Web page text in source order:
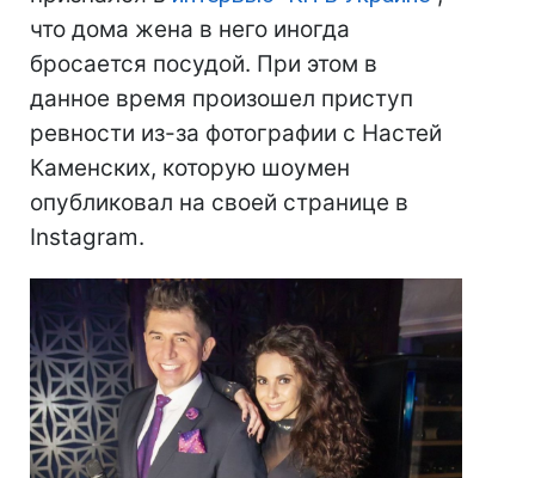
что дома жена в него иногда
бросается посудой. При этом в
данное время произошел приступ
ревности из-за фотографии с Настей
Каменских, которую шоумен
опубликовал на своей странице в
Instagram.